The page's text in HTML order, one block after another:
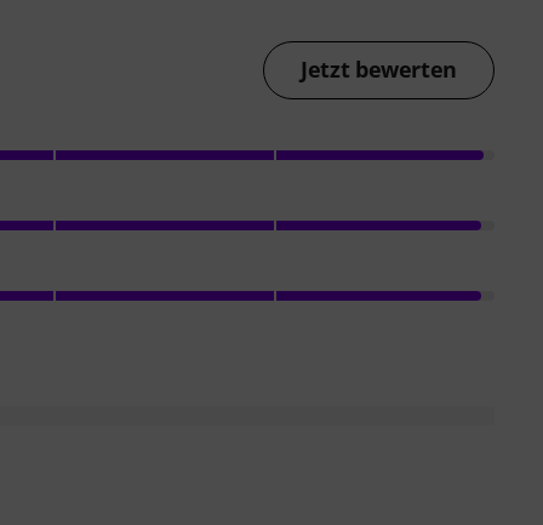
Jetzt bewerten